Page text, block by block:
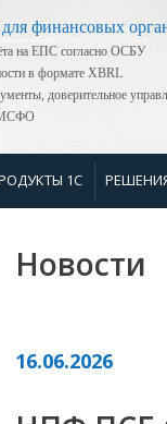
финансовых
на ЕПС согласно ОСБУ
в формате XBRL
доверительное
МСФО
1С
Новости
16.06.2026